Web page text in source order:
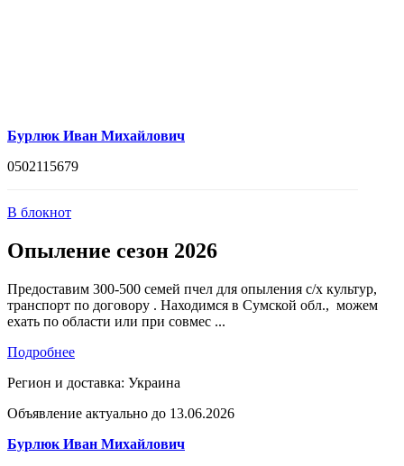
Бурлюк Иван Михайлович
0502115679
В блокнот
Опыление сезон 2026
Предоставим 300-500 семей пчел для опыления с/х культур,
транспорт по договору . Находимся в Сумской обл., можем
ехать по области или при совмес ...
Подробнее
Регион и доставка: Украина
Объявление актуально до 13.06.2026
Бурлюк Иван Михайлович